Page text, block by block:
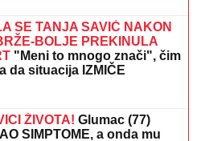
SE BRANI VOZAČ
KOJI JE POKOSIO PUTARE
u tužilaštvu u Šapcu: Udario
putu, pa završio kod